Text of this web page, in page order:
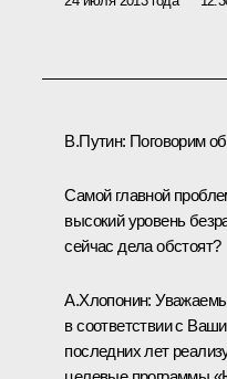
В.Путин: Поговорим
Самой главной
высокий уровень
сейчас дела обстоят?
А.Хлопонин:
в соответствии с
последних лет